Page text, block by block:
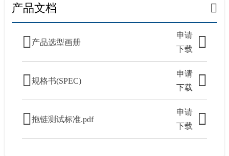
产品文档
产品选型画册
申请
下载
规格书(SPEC)
申请
下载
拖链测试标准.pdf
申请
下载